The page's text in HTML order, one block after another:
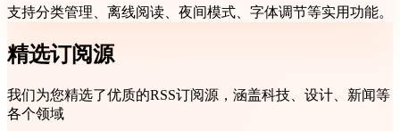
支持分类管理、离线阅读、夜间模式、字体调节等实用功能。
精选订阅源
我们为您精选了优质的RSS订阅源，涵盖科技、设计、新闻等
各个领域